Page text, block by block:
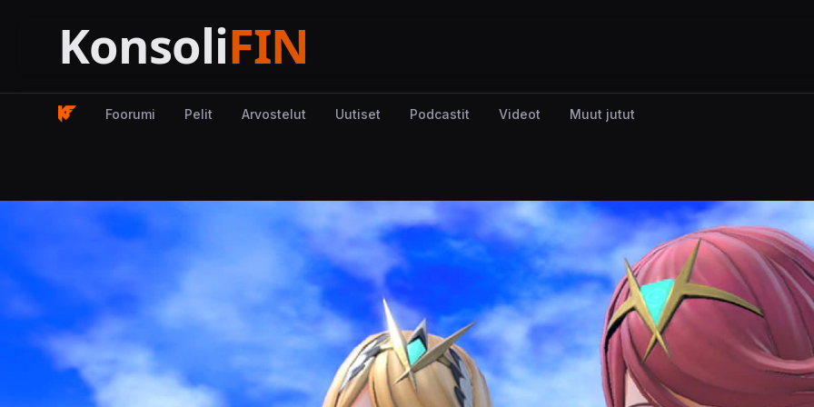
Foorumi Pelit Arvostelut Uutiset Podcastit Videot Muut jutut